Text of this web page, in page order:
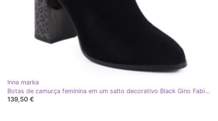
Inna marka
Botas de camurça feminina em um salto decorativo Black Gino Fabiani 9210 preto
139,50 €